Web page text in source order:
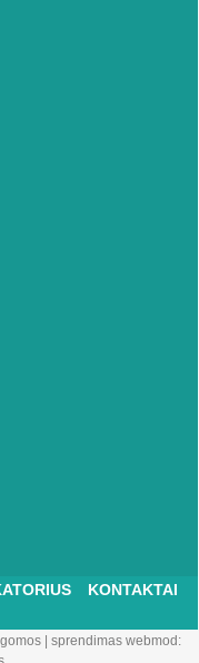
KONTAKTAI
| sprendimas webmod: